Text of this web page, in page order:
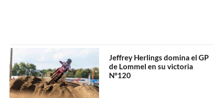
Jeffrey Herlings domina el GP
de Lommel en su victoria
N°120